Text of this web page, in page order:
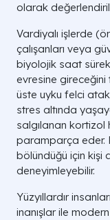
olarak
Vardiyalı işlerde
çalışanları veya
biyolojik saat
evresine
üste uyku felci
stres altında
salgılanan kortizol
paramparça eder.
bölündüğü için kişi
deneyimleyebilir.
Yüzyıllardır
inanışlar ile